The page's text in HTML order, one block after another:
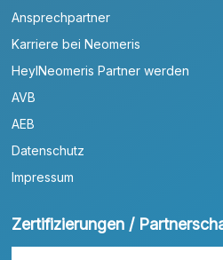
Ansprechpartner
Karriere bei Neomeris
HeylNeomeris Partner werden
AVB
AEB
Datenschutz
Impressum
Zertifizierungen /